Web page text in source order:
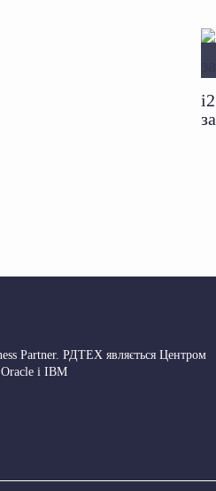
Partner. РДТЕХ являється Центром
і IBM